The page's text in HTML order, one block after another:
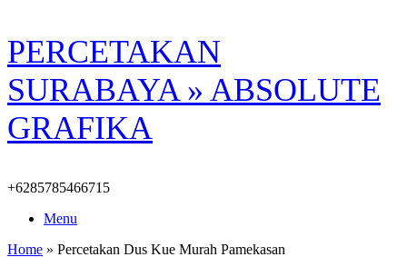
Skip
to
content
PERCETAKAN
SURABAYA » ABSOLUTE
GRAFIKA
+6285785466715
Menu
Home » Percetakan Dus Kue Murah Pamekasan